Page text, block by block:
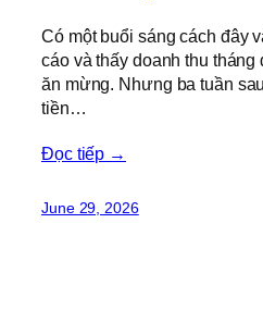
Có một buổi sáng cách đây
cáo và thấy doanh thu tháng
ăn mừng. Nhưng ba tuần
tiền…
Đọc tiếp →
June 29, 2026